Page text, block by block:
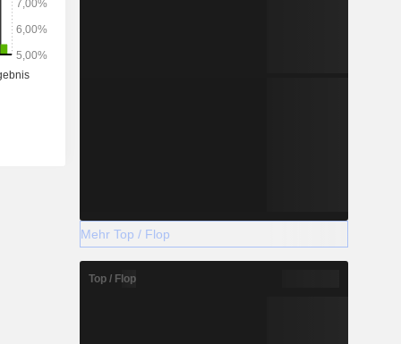
Mehr Top / Flop
Top / Flop